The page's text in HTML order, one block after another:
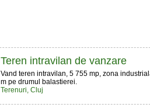
Teren intravilan de vanzare
Vand teren intravilan, 5 755 mp, zona
m pe drumul balastierei.
Terenuri, Cluj